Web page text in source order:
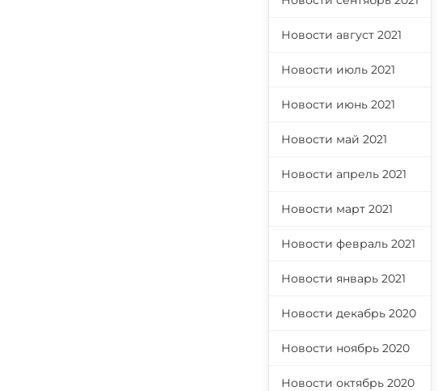
Новости август 2021
Новости июль 2021
Новости июнь 2021
Новости май 2021
Новости апрель 2021
Новости март 2021
Новости февраль 2021
Новости январь 2021
Новости декабрь 2020
Новости ноябрь 2020
Новости октябрь 2020